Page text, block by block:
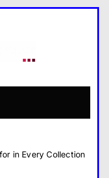
in Every Collection